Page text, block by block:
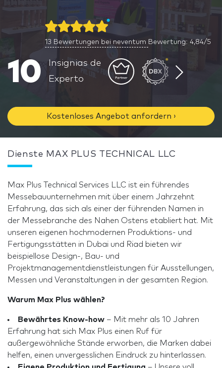
13 Bewertungen bei neventum Bewertung: 4,84/5
10
Insignias de
Experto
Kostenloses Angebot anfordern ›
Dienste MAX PLUS TECHNICAL LLC
Max Plus Technical Services LLC ist ein führendes
Messebauunternehmen mit über einem Jahrzehnt
Erfahrung, das sich als einer der führenden Namen in
der Messebranche des Nahen Ostens etabliert hat. Mit
unseren eigenen hochmodernen Produktions- und
Fertigungsstätten in Dubai und Riad bieten wir
beispiellose Design-, Bau- und
Projektmanagementdienstleistungen für Ausstellungen,
Messen und Veranstaltungen in der gesamten Region.
Warum Max Plus wählen?
Bewährtes Know-how – Mit mehr als 10 Jahren
Erfahrung hat sich Max Plus einen Ruf für
außergewöhnliche Stände erworben, die Marken dabei
helfen, einen unvergesslichen Eindruck zu hinterlassen.